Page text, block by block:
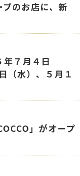
のお店に、新
７月４日
（水）、５月１
」がオープ